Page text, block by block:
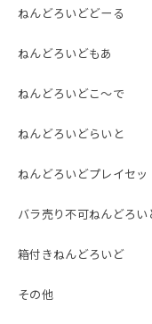
ねんどろいどどーる
ねんどろいどもあ
ねんどろいどこ～で
ねんどろいどらいと
ねんどろいどプレイセッ
バラ売り不可ねんどろい
箱付きねんどろいど
その他